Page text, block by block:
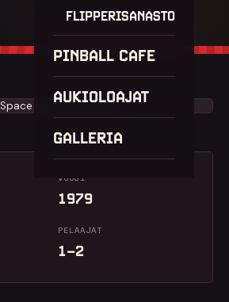
FLIPPERISANASTO
PINBALL CAFE
AUKIOLOAJAT
GALLERIA
VUOSI
1979
PELAAJAT
1–2